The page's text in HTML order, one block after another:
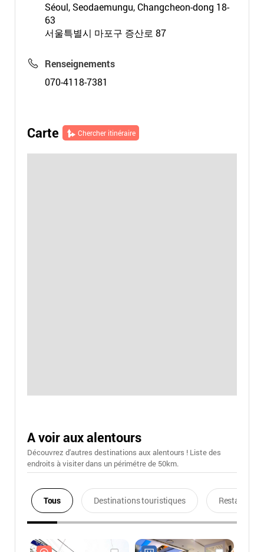
Séoul, Seodaemungu, Changcheon-dong 18-
63
서울특별시 마포구 증산로 87
Renseignements
070-4118-7381
Carte Chercher itinéraire
A voir aux alentours
Découvrez d'autres destinations aux alentours ! Liste des
endroits à visiter dans un périmétre de 50km.
Tous Destinations touristiques Restaurants